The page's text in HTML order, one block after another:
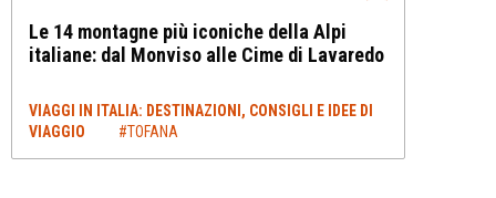
Le 14 montagne più iconiche della Alpi
italiane: dal Monviso alle Cime di Lavaredo
VIAGGI IN ITALIA: DESTINAZIONI, CONSIGLI E IDEE DI
VIAGGIO
#TOFANA